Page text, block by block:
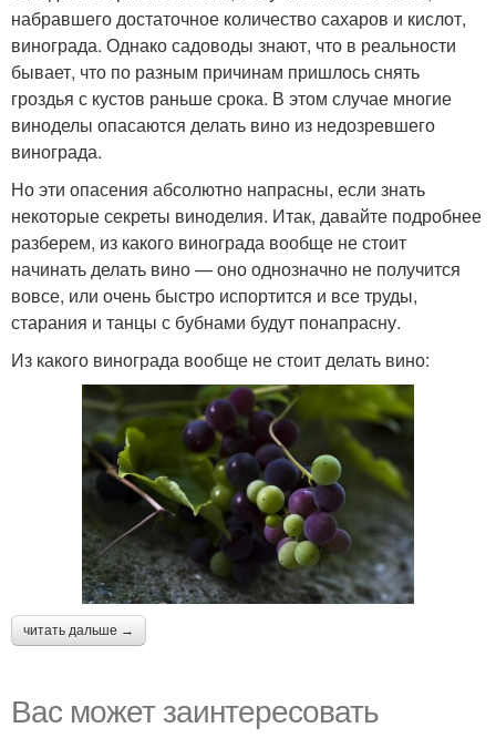
винограда
набравшего достаточное количество сахаров и кислот,
винограда. Однако садоводы знают, что в реальности
бывает, что по разным причинам пришлось снять
гроздья с кустов раньше срока. В этом случае многие
виноделы опасаются делать вино из недозревшего
винограда.
Но эти опасения абсолютно напрасны, если знать
некоторые секреты виноделия. Итак, давайте подробнее
разберем, из какого винограда вообще не стоит
начинать делать вино — оно однозначно не получится
вовсе, или очень быстро испортится и все труды,
старания и танцы с бубнами будут понапрасну.
Из какого винограда вообще не стоит делать вино:
читать дальше →
Вас может заинтересовать